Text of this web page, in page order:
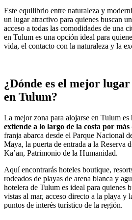
Este equilibrio entre naturaleza y
un lugar atractivo para quienes buscan
acceso a todas las comodidades de una
en Tulum es una opción ideal para
vida, el contacto con la naturaleza y la
¿Dónde es el mejor
en Tulum?
La mejor zona para alojarse en Tulum es
extiende a lo largo de la costa por
franja abarca desde el Parque Nacional
Maya, la puerta de entrada a la Reserva
Ka’an, Patrimonio de la Humanidad.
Aquí encontrarás hoteles boutique,
rodeados de playas de arena blanca y
hotelera de Tulum es ideal para quienes
vistas al mar, acceso directo a la playa y
puntos de interés turístico de la región.